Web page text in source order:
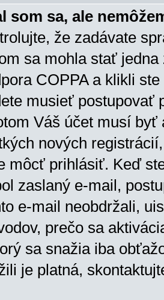
som sa, ale
že zadávate
sa mohla stať
COPPA a klikli
musieť postupovať
Váš účet musí
nových
môcť prihlásiť. Keď
zaslaný e-mail,
e-mail neobdržali,
prečo sa
sa snažia iba
je platná,